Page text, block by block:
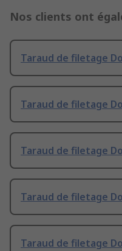
Nos clients ont
Taraud de filetage
Taraud de filetage
Taraud de filetage
Taraud de filetage
Taraud de filetage